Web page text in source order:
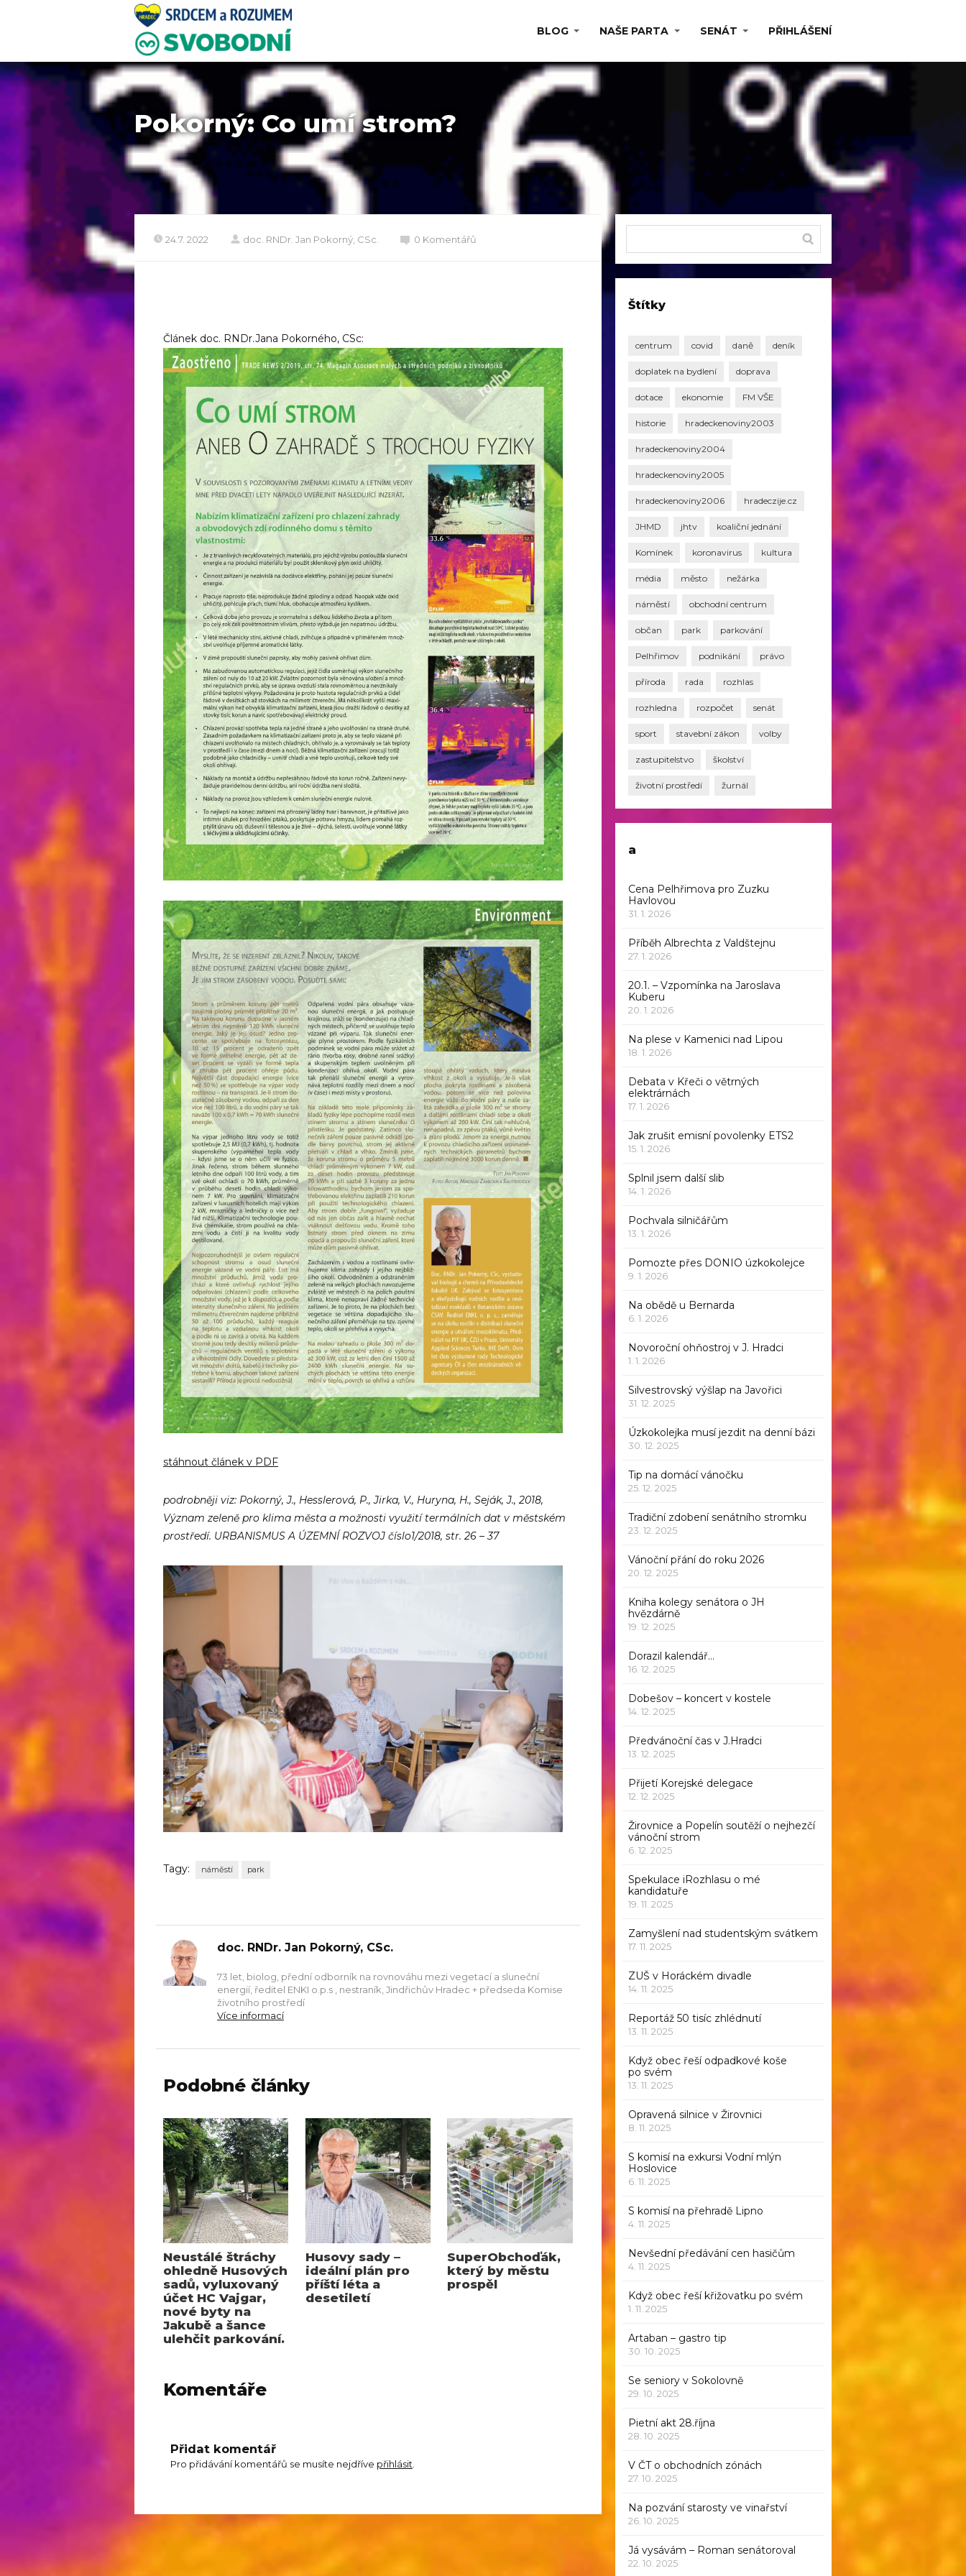
BLOG NAŠE PARTA SENÁT PŘIHLÁŠENÍ
Pokorný: Co umí strom?
24.7. 2022 doc. RNDr. Jan Pokorný, CSc. 0 Komentářů
Článek doc. RNDr.Jana Pokorného, CSc:
stáhnout článek v PDF
podrobněji viz: Pokorný, J., Hesslerová, P., Jirka, V., Huryna, H., Seják, J., 2018,
Význam zeleně pro klima města a možnosti využití termálních dat v městském
prostředí. URBANISMUS A ÚZEMNÍ ROZVOJ číslo1/2018, str. 26 – 37
Tagy: náměstí park
doc. RNDr. Jan Pokorný, CSc.
73 let, biolog, přední odborník na rovnováhu mezi vegetací a sluneční
energií, ředitel ENKI o.p.s , nestraník, Jindřichův Hradec + předseda Komise
životního prostředí
Více informací
Podobné články
Neustálé štráchy
ohledně Husových
sadů, vyluxovaný
účet HC Vajgar,
nové byty na
Jakubě a šance
ulehčit parkování.
Husovy sady –
ideální plán pro
příští léta a
desetiletí
SuperObchoďák,
který by městu
prospěl
Komentáře
Přidat komentář
Pro přidávání komentářů se musíte nejdříve přihlásit
Štítky
centrum covid daně deník
doplatek na bydlení doprava
dotace ekonomie FM VŠE
historie hradeckenoviny2003
hradeckenoviny2004
hradeckenoviny2005
hradeckenoviny2006 hradeczije.cz
JHMD jhtv koaliční jednání
Komínek koronavirus kultura
média město nežárka
náměstí obchodní centrum
občan park parkování
Pelhřimov podnikání právo
příroda rada rozhlas
rozhledna rozpočet senát
sport stavební zákon volby
zastupitelstvo školství
životní prostředí žurnál
a
Cena Pelhřimova pro Zuzku
Havlovou
31. 1. 2026
Příběh Albrechta z Valdštejnu
27. 1. 2026
20.1. – Vzpomínka na Jaroslava
Kuberu
20. 1. 2026
Na plese v Kamenici nad Lipou
18. 1. 2026
Debata v Křeči o větrných
elektrárnách
17. 1. 2026
Jak zrušit emisní povolenky ETS2
15. 1. 2026
Splnil jsem další slib
14. 1. 2026
Pochvala silničářům
13. 1. 2026
Pomozte přes DONIO úzkokolejce
9. 1. 2026
Na obědě u Bernarda
6. 1. 2026
Novoroční ohňostroj v J. Hradci
1. 1. 2026
Silvestrovský výšlap na Javořici
31. 12. 2025
Úzkokolejka musí jezdit na denní bázi
30. 12. 2025
Tip na domácí vánočku
25. 12. 2025
Tradiční zdobení senátního stromku
23. 12. 2025
Vánoční přání do roku 2026
20. 12. 2025
Kniha kolegy senátora o JH
hvězdárně
19. 12. 2025
Dorazil kalendář…
16. 12. 2025
Dobešov – koncert v kostele
14. 12. 2025
Předvánoční čas v J.Hradci
13. 12. 2025
Přijetí Korejské delegace
12. 12. 2025
Žirovnice a Popelín soutěží o nejhezčí
vánoční strom
6. 12. 2025
Spekulace iRozhlasu o mé
kandidatuře
19. 11. 2025
Zamyšlení nad studentským svátkem
17. 11. 2025
ZUŠ v Horáckém divadle
14. 11. 2025
Reportáž 50 tisíc zhlédnutí
13. 11. 2025
Když obec řeší odpadkové koše
po svém
13. 11. 2025
Opravená silnice v Žirovnici
8. 11. 2025
S komisí na exkursi Vodní mlýn
Hoslovice
6. 11. 2025
S komisí na přehradě Lipno
4. 11. 2025
Nevšední předávání cen hasičům
4. 11. 2025
Když obec řeší křižovatku po svém
1. 11. 2025
Artaban – gastro tip
30. 10. 2025
Se seniory v Sokolovně
29. 10. 2025
Pietní akt 28.října
28. 10. 2025
V ČT o obchodních zónách
27. 10. 2025
Na pozvání starosty ve vinařství
26. 10. 2025
Já vysávám – Roman senátoroval
22. 10. 2025